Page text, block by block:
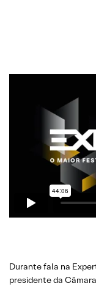
Durante fala na
presidente da